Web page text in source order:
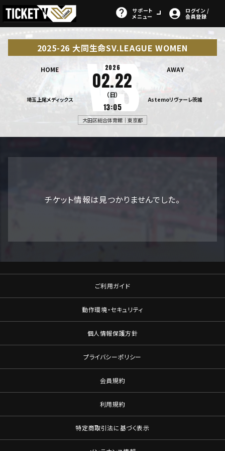
サポート
メニュー
ログイン /
会員登録
2025-26 大同生命SV.LEAGUE WOMEN
HOME
埼玉上尾メディックス
2026
02.22
（日）
13:05
AWAY
Astemoリヴァーレ茨城
大田区総合体育館｜東京都
チケット情報は見つかりませんでした。
ご利用ガイド
動作環境・セキュリティ
個人情報保護方針
プライバシーポリシー
会員規約
利用規約
特定商取引法に基づく表示